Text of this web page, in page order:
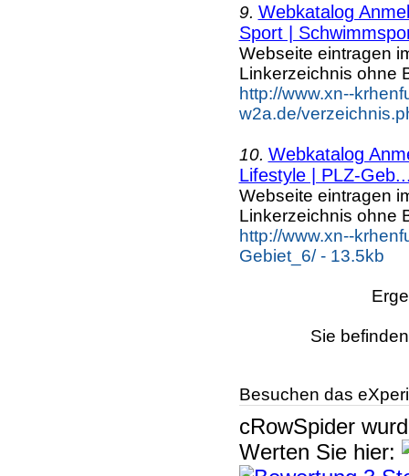
9. Webkatalog
Sport |
Webseite eintragen
Linkerzeichnis ohne
http://www.xn--
w2a.de/
10. Webkatalog
Lifestyle | PLZ-
Webseite eintragen
Linkerzeichnis ohne
http://www.xn--
Gebiet_6/ - 13.5kb
Sie
Besuchen das
cRowSpider
Werten Sie hier: